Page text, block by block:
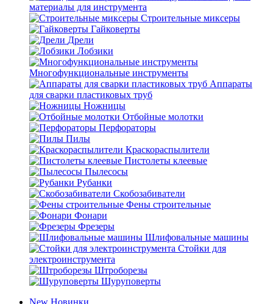
материалы для инструмента
Строительные миксеры
Гайковерты
Дрели
Лобзики
Многофункциональные инструменты
Аппараты
для сварки пластиковых труб
Ножницы
Отбойные молотки
Перфораторы
Пилы
Краскораспылители
Пистолеты клеевые
Пылесосы
Рубанки
Скобозабиватели
Фены строительные
Фонари
Фрезеры
Шлифовальные машины
Стойки для
электроинструмента
Штроборезы
Шуруповерты
New Новинки